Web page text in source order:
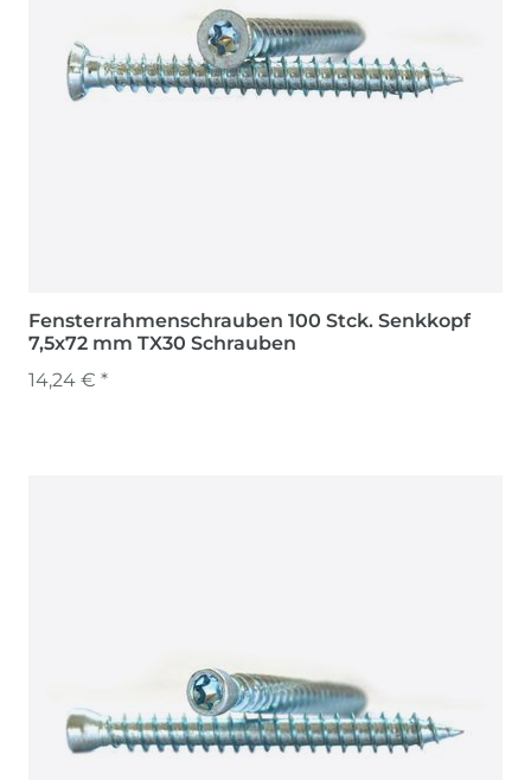
Fensterrahmenschrauben 100 Stck. Senkkopf
7,5x72 mm TX30 Schrauben
14,24 € *